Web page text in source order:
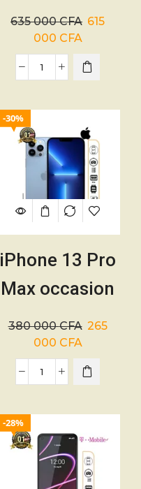
– 256Go – 2
SIM – Batterie
93% –
635 000CFA 615
000 CFA
30%
iPhone 13 Pro
Max occasion
– 256Go –
Batterie 75% –
4373mAh – 01
380 000CFA 265
000 CFA
28%